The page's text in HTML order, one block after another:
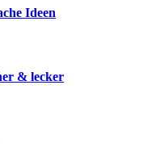
Ideen
& lecker